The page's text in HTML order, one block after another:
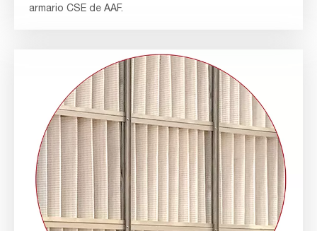
armario CSE de AAF.